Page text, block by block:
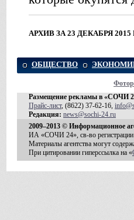
АРХИВ ЗА 23 ДЕКАБРЯ
ОБЩЕСТВО
Размещение рекламы в «СОЧИ
Прайс-лист, (8622) 37-62-16,
Редакция: news@sochi-24.ru
2009–2013 © Информационное
ИА «СОЧИ 24», св-во
Материалы агентства могут
При цитировании гиперссылка на «